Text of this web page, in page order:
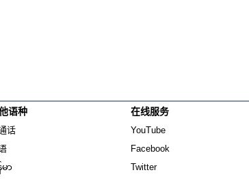
语种
话
မာ
在线服务
YouTube
Facebook
Twitter